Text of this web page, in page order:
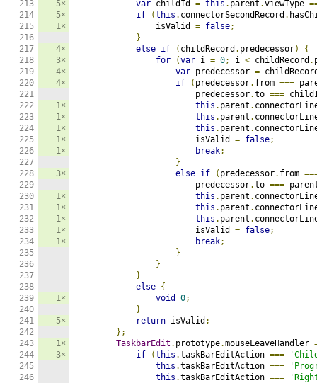
5×
5×
1×
4×
3×
4×
4×
1×
1×
1×
1×
1×
3×
1×
1×
1×
1×
1×
1×
5×
1×
3×
var childId = this . parent .viewType
if
(this . connectorSecondRecord .
                isValid
= false;
}
else if ( childRecord . predecessor)
{
for
(var i = 0; i < childRecord .
var predecessor =
if
( predecessor. from ===
                        predecessor
.to ===
this . parent .
this . parent .
this . parent .
                        isValid
= false;
break;
}
else if ( predecessor. from
                        predecessor
.to ===
this . parent .
this . parent .
this . parent .
                        isValid
= false;
break;
}
}
}
else {
void
0;
}
return isValid ;
};
TaskbarEdit . prototype.mouseLeaveHandler
if
(this .taskBarEditAction ===
this .taskBarEditAction ===
this .taskBarEditAction ===